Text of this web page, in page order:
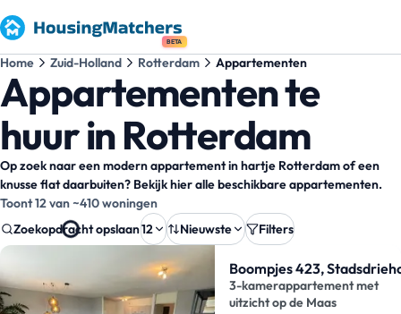
BETA
Home Zuid-Holland Rotterdam Appartementen
Appartementen te
huur in Rotterdam
Op zoek naar een modern appartement in hartje Rotterdam of een
knusse flat daarbuiten? Bekijk hier alle beschikbare appartementen.
Toont 12 van ~410 woningen
Zoekopdracht opslaan12 Nieuwste Filters
Zoekresultaten Boompjes 423,
3-kamerappartement met
uitzicht op de Maas